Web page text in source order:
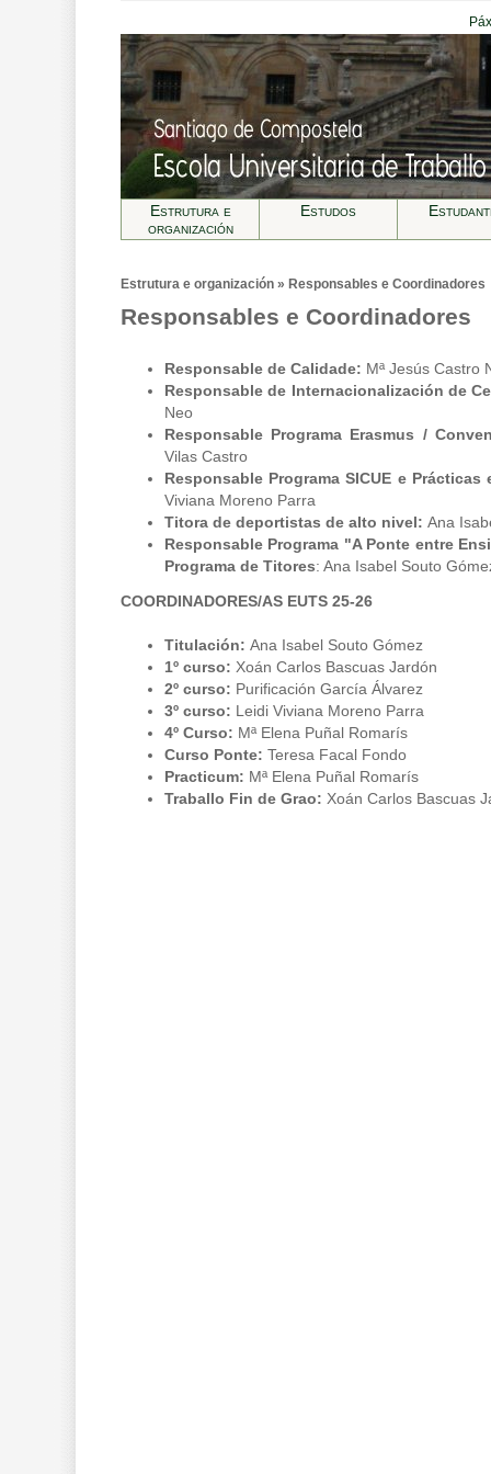
Estrutura e
organización
Estudos
Estrutura e organización » Responsables e Coordinadores
Responsables e Coordinadores
Responsable de Calidade: Mª Jesús Castro
Responsable de Internacionalización de
Neo
Responsable Programa Erasmus /
Vilas Castro
Responsable Programa SICUE e
Viviana Moreno Parra
Titora de deportistas de alto nivel: Ana
Responsable Programa "A Ponte entre
Programa de Titores: Ana Isabel Souto
COORDINADORES/AS EUTS 25-26
Titulación: Ana Isabel Souto Gómez
1º curso: Xoán Carlos Bascuas Jardón
2º curso: Purificación García Álvarez
3º curso: Leidi Viviana Moreno Parra
4º Curso: Mª Elena Puñal Romarís
Curso Ponte: Teresa Facal Fondo
Practicum: Mª Elena Puñal Romarís
Traballo Fin de Grao: Xoán Carlos Bascuas